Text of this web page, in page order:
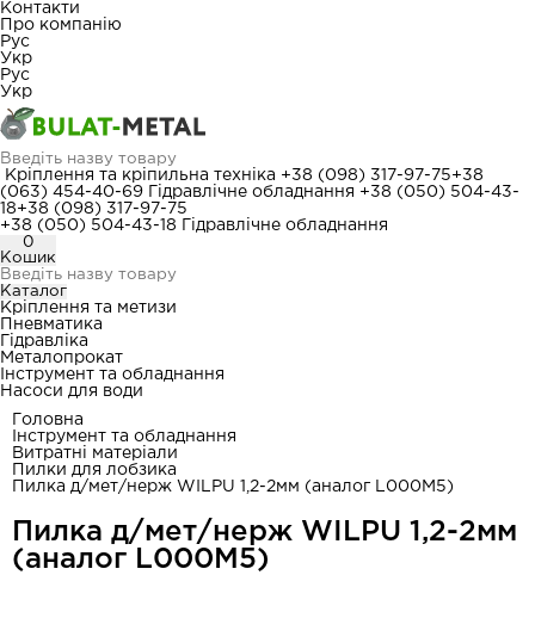
Контакти
Про компанію
Рус
Укр
Рус
Укр
Кріплення та кріпильна техніка +38 (098) 317-97-75+38
(063) 454-40-69
Гідравлічне обладнання +38 (050) 504-43-
18+38 (098) 317-97-75
+38 (050) 504-43-18
Гідравлічне обладнання
0
Кошик
Каталог
Кріплення та метизи
Пневматика
Гідравліка
Металопрокат
Інструмент та обладнання
Насоси для води
Головна
Інструмент та обладнання
Витратні матеріали
Пилки для лобзика
Пилка д/мет/нерж WILPU 1,2-2мм (аналог L000M5)
Пилка д/мет/нерж WILPU 1,2-2мм
(аналог L000M5)